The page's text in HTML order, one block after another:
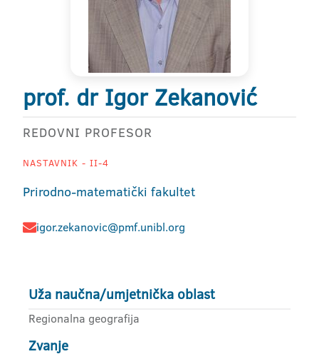
prof. dr Igor Zekanović
REDOVNI PROFESOR
NASTAVNIK - II-4
Prirodno-matematički fakultet
igor.zekanovic@pmf.unibl.org
Uža naučna/umjetnička oblast
Regionalna geografija
Zvanje